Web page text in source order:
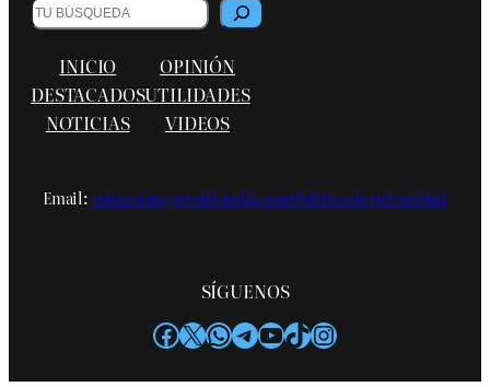
B
u
a
r
INICIO
DESTACADOS
NOTICIAS
OPINIÓN
UTILIDADES
VIDEOS
Email:redaccion@profelandia.comPolítica de privacidad
SÍGUENOS
Facebook
X WhatsApp
Telegram
YouTube
TikTok
Instagram